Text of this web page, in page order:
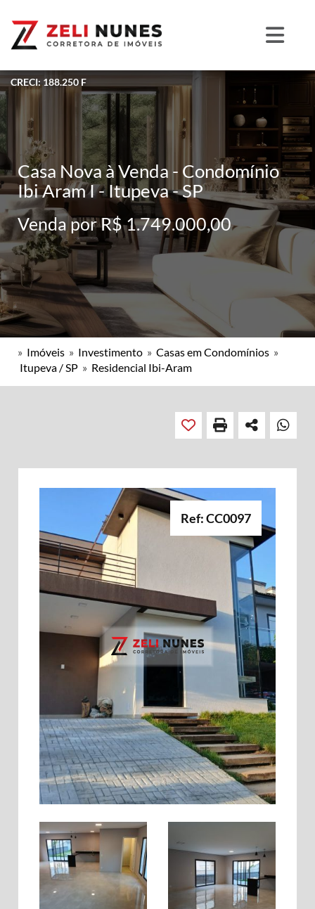
CRECI: 188.250 F
Casa Nova à Venda - Condomínio
Ibi Aram I - Itupeva - SP
Venda por R$ 1.749.000,00
» Imóveis » Investimento » Casas em Condomínios »
Itupeva / SP » Residencial Ibi-Aram
Ref: CC0097